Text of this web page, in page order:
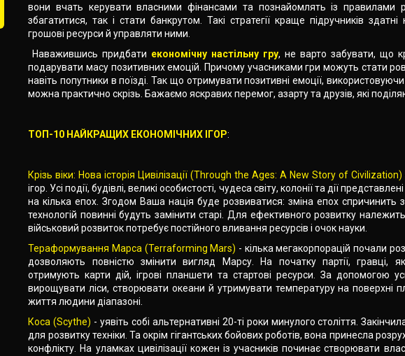
вони вчать керувати власними фінансами та познайомлять із
збагатитися, так і стати банкрутом. Такі стратегії краще підручників
грошові ресурси й управляти ними.
Наважившись придбати економічну настільну гру, не варто забувати, що
подарувати масу позитивних емоцій. Причому учасниками гри можуть стати
навіть попутники в поїзді. Так що отримувати позитивні емоції,
можна практично скрізь. Бажаємо яскравих перемог, азарту та друзів, які
ТОП-10 НАЙКРАЩИХ ЕКОНОМІЧНИХ ІГОР:
Крізь віки: Нова історія Цивілізації (Through the Ages: A New Story of Civilization)
ігор. Усі події, будівлі, великі особистості, чудеса світу, колонії та дії
на кілька епох. Згодом Ваша нація буде розвиватися: зміна епох спричинить
технологій повинні будуть замінити старі. Для ефективного розвитку
військовий розвиток потребує постійного вливання ресурсів і очок науки.
Тераформування Марса (Terraforming Mars) - кілька мегакорпорацій почали
дозволяють повністю змінити вигляд Марсу. На початку партії, гравці,
отримують карти дій, ігрові планшети та стартові ресурси. За допомогою
вирощувати ліси, створювати океани й утримувати температуру на поверхні
життя людини діапазоні.
Коса (Scythe) - уявіть собі альтернативні 20-ті роки минулого століття.
для розвитку техніки. Та окрім гігантських бойових роботів, вона принесла
конфлікту. На уламках цивілізації кожен із учасників починає створювати